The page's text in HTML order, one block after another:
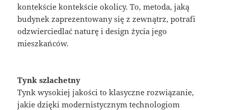
kontekście kontekście okolicy. To, metoda, jaką
budynek zaprezentowany się z zewnątrz, potrafi
odzwierciedlać naturę i design życia jego
mieszkańców.
Tynk szlachetny
Tynk wysokiej jakości to klasyczne rozwiązanie,
jakie dzięki modernistycznym technologiom